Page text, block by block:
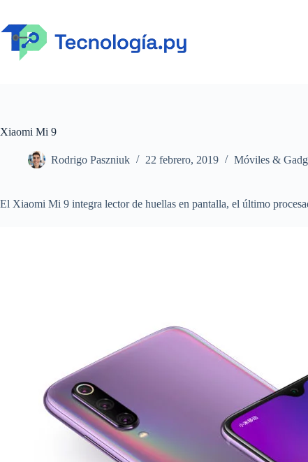
contenido
Xiaomi Mi 9
Rodrigo Paszniuk 22 febrero, 2019 Móviles &
El Xiaomi Mi 9 integra lector de huellas en pantalla, el último